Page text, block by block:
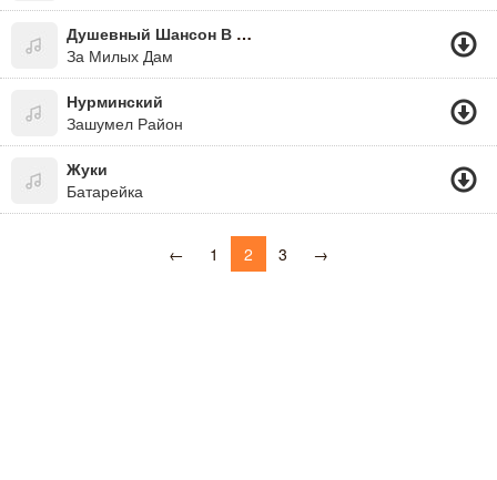
Душевный Шансон В Машину - Михаил Шуфутинский
За Милых Дам
Нурминский
Зашумел Район
Жуки
Батарейка
← 1 2 3 →